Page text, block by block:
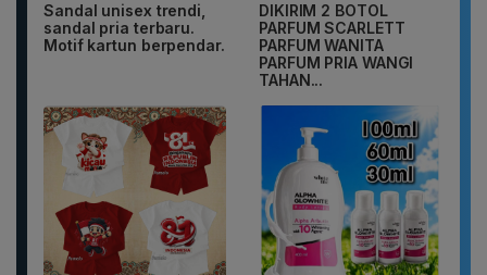
Sandal unisex trendi,
sandal pria terbaru.
Motif kartun berpendar.
DIKIRIM 2 BOTOL
PARFUM SCARLETT
PARFUM WANITA
PARFUM PRIA WANGI
TAHAN...